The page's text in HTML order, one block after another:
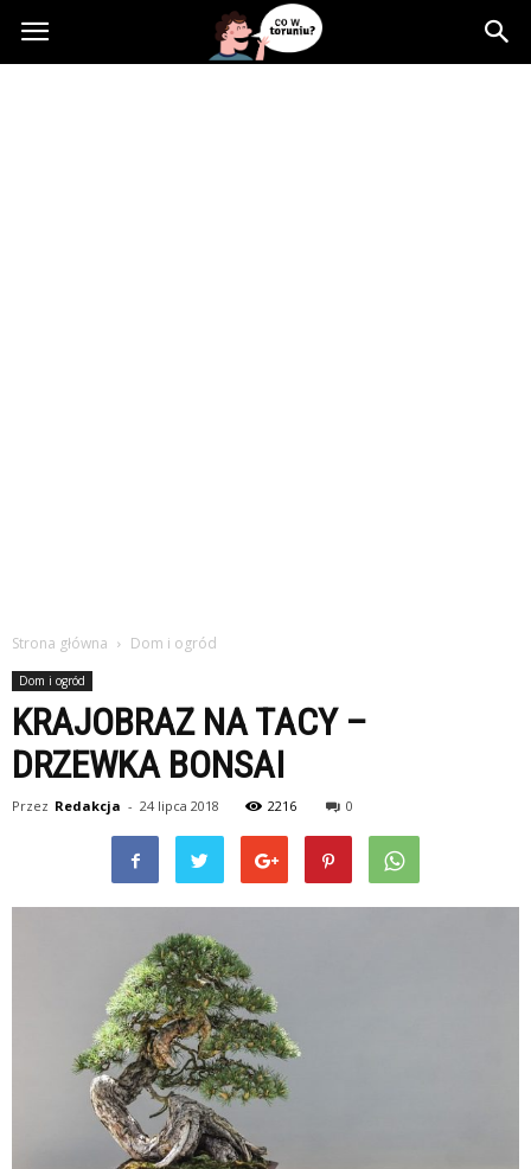
Cowtoruniu.pl
Strona główna Dom i ogród
Dom i ogród
KRAJOBRAZ NA TACY –
DRZEWKA BONSAI
Przez Redakcja - 24 lipca 2018 2216 0